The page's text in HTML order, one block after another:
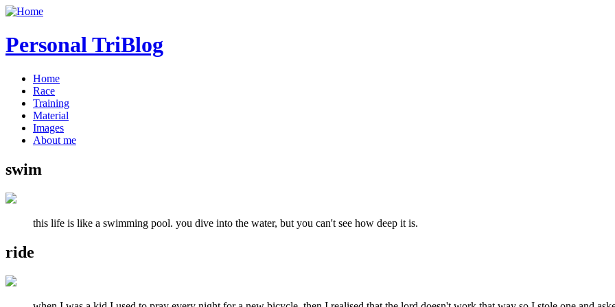
Personal TriBlog
Home
Race
Training
Material
Images
About me
swim
this life is like a swimming pool. you dive into the water, but you can't see how deep it is.
ride